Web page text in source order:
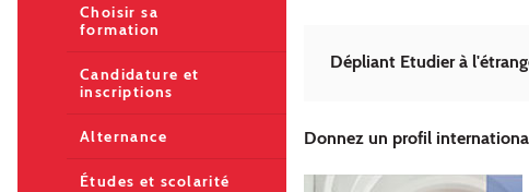
Dépliant Etudier à
Donnez un profil
Choisir sa
formation
Candidature et
inscriptions
Alternance
Études et scolarité